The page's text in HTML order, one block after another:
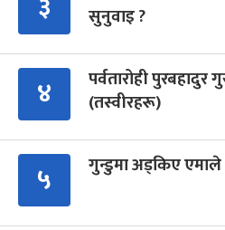
सुनुवाइ ?
४
पर्वतारोही पुरबहादुर
(तस्वीरहरू)
५ गुन्डुमा अड्किए एमाले